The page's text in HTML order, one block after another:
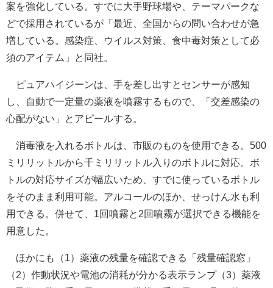
案を強化している。すでに大手野球場や、テーマパークな
どで採用されているが「最近、全国からの問い合わせが急
増している。感染症、ウイルス対策、食中毒対策として必
須のアイテム」と同社。
ピュアハイジーンは、手を差し出すとセンサーが感知
し、自動で一定量の薬液を噴霧するもので、「交差感染の
心配がない」とアピールする。
消毒液を入れるボトルは、市販のものを使用できる。500
ミリリットルから千ミリリットル入りのボトルに対応。ボ
トルの対応サイズが幅広いため、すでに使っているボトル
をそのまま利用可能。アルコールのほか、せっけん水も利
用できる。併せて、1回噴霧と2回噴霧が選択できる機能を
用意した。
ほかにも（1）薬液の残量を確認できる「残量確認窓」
（2）作動状況や電池の消耗が分かる表示ランプ（3）薬液